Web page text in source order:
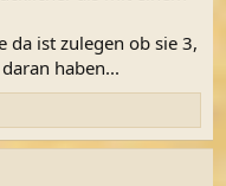
da ist zulegen ob sie 3,
haben...